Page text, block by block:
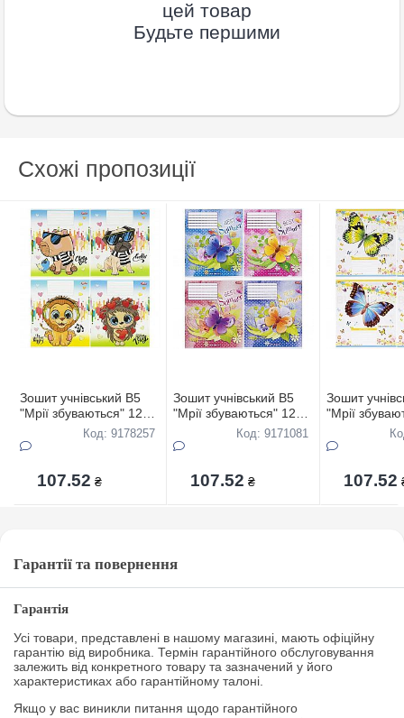
цей товар
Будьте першими
Схожі пропозиції
Зошит учнівський В5
"Мрії збуваються" 12
аркушів коса с
додатк.лінією офс
20шт
Код: 9178257
107.52 ₴
Зошит учнівський В5
"Мрії збуваються" 12
аркушів коса с
додатк.лінією офс
3524 20шт
Код: 9171081
107.52 ₴
Зошит
"Мрії
аркушів
107.52
Гарантії та повернення
Гарантія
Усі товари, представлені в нашому магазині, мають офіційну
гарантію від виробника. Термін гарантійного обслуговування
залежить від конкретного товару та зазначений у його
характеристиках або гарантійному талоні.
Якщо у вас виникли питання щодо гарантійного